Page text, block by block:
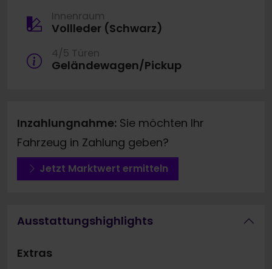
Innenraum
Vollleder (Schwarz)
4/5 Türen
Geländewagen/Pickup
Inzahlungnahme: Sie möchten Ihr
Fahrzeug in Zahlung geben?
Jetzt Marktwert ermitteln
Ausstattungshighlights
Extras